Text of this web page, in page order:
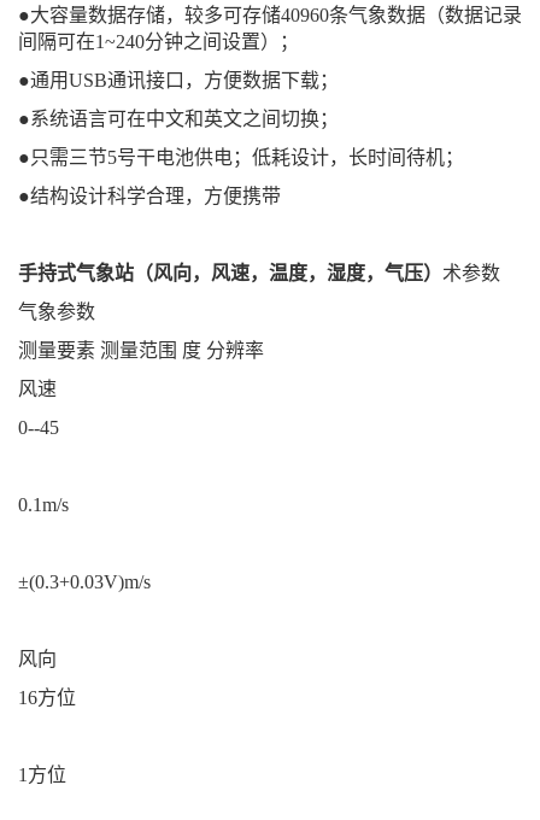
●大容量数据存储，较多可存储40960条气象数据（数据记录
间隔可在1~240分钟之间设置）；
●通用USB通讯接口，方便数据下载；
●系统语言可在中文和英文之间切换；
●只需三节5号干电池供电；低耗设计，长时间待机；
●结构设计科学合理，方便携带
手持式气象站（风向，风速，温度，湿度，气压） 术参数
气象参数
测量要素 测量范围 度 分辨率
风速
0--45
0.1m/s
±(0.3+0.03V)m/s
风向
16方位
1方位